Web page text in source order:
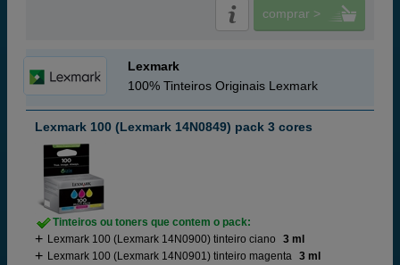
comprar >
Lexmark
100% Tinteiros Originais Lexmark
Lexmark 100 (Lexmark 14N0849) pack 3 cores
Tinteiros ou toners que contem o pack:
Lexmark 100 (Lexmark 14N0900) tinteiro ciano
3 ml
Lexmark 100 (Lexmark 14N0901) tinteiro magenta 3 ml